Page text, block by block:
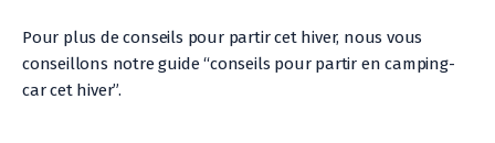
Pour plus de conseils pour partir cet hiver, nous vous
conseillons notre guide “conseils pour partir en camping-
car cet hiver”.